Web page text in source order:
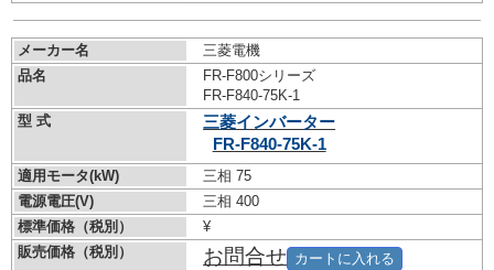
メーカー名
三菱電機
品名
FR-F800シリーズ
FR-F840-75K-1
型 式
三菱インバーター
FR-F840-75K-1
適用モータ(kW)
三相 75
電源電圧(V)
三相 400
標準価格（税別）
¥
販売価格（税別）
お問合せ カートに入れる